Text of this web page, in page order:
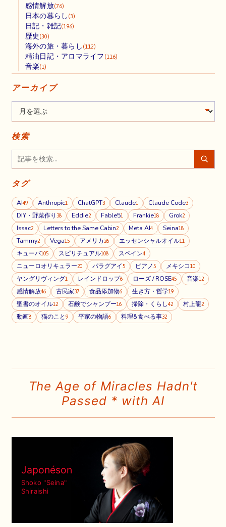
感情解放(76)
日本の暮らし (3)
日記・雑記(196)
歴史 (30)
海外の旅・暮らし (112)
精油日記・アロマライフ (116)
音楽(1)
アーカイブ
検索
タグ
AI49 Anthropic1 ChatGPT3 Claude1 Claude Code3
DIY・野菜作り 38 Eddie2 Fable51 Frankie18 Grok2
Issac2 Letters to the Same Cabin2 Meta AI4 Seina18
Tammy2 Vega15 アメリカ 26 エッセンシャルオイル11
キューバ105 スピリチュアル108 スペイン4
ニューロオリキュラー20 パラグアイ 5 ピアノ 5 メキシコ10
ヤングリヴィング1 レインドロップ6 ローズ / ROSE45 音楽12
感情解放46 古民家37 食品添加物6 生き方・哲学19
聖書のオイル12 石鹸でシャンプー16 掃除・くらし42 村上龍2
動画8 猫のこと9 平家の物語6 料理&食べる事32
The Age of Miracles Hadn't
Passed * with AI
Japonéson
Shoko "Seina"
Shiraishi